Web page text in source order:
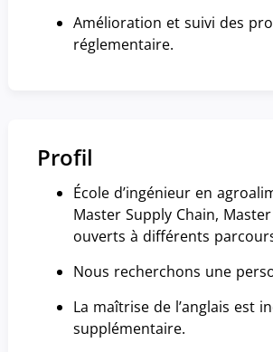
Amélioration et suivi des
réglementaire.
Profil
École d’ingénieur en
Master Supply Chain,
ouverts à différents
Nous recherchons une
La maîtrise de l’anglais est
supplémentaire.